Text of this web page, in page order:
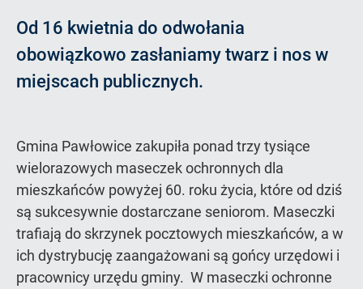
Od 16 kwietnia do odwołania
obowiązkowo zasłaniamy twarz i nos w
miejscach publicznych.
Gmina Pawłowice zakupiła ponad trzy tysiące
wielorazowych maseczek ochronnych dla
mieszkańców powyżej 60. roku życia, które od dziś
są sukcesywnie dostarczane seniorom. Maseczki
trafiają do skrzynek pocztowych mieszkańców, a w
ich dystrybucję zaangażowani są gońcy urzędowi i
pracownicy urzędu gminy. W maseczki ochronne